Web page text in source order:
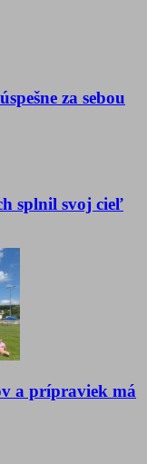
za sebou
splnil svoj cieľ
a prípraviek má